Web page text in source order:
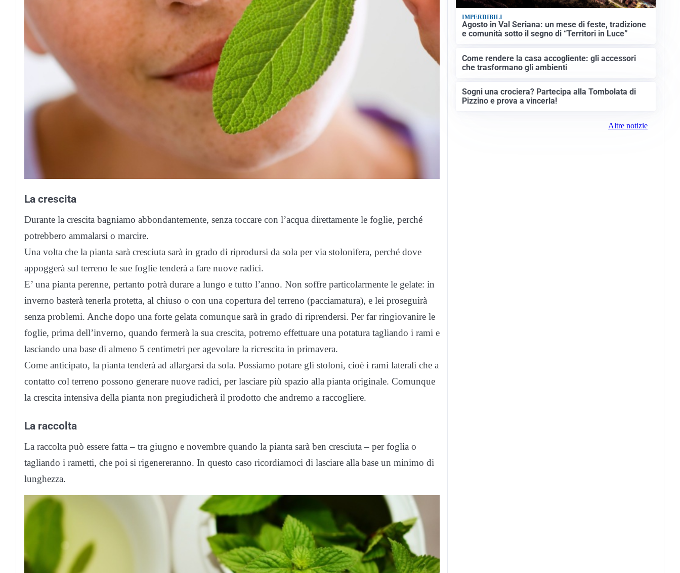
La crescita
Durante la crescita bagniamo abbondantemente, senza toccare con l’acqua direttamente le foglie, perché
potrebbero ammalarsi o marcire.
Una volta che la pianta sarà cresciuta sarà in grado di riprodursi da sola per via stolonifera, perché dove
appoggerà sul terreno le sue foglie tenderà a fare nuove radici.
E’ una pianta perenne, pertanto potrà durare a lungo e tutto l’anno. Non soffre particolarmente le gelate: in
inverno basterà tenerla protetta, al chiuso o con una copertura del terreno (pacciamatura), e lei proseguirà
senza problemi. Anche dopo una forte gelata comunque sarà in grado di riprendersi. Per far ringiovanire le
foglie, prima dell’inverno, quando fermerà la sua crescita, potremo effettuare una potatura tagliando i rami e
lasciando una base di almeno 5 centimetri per agevolare la ricrescita in primavera.
Come anticipato, la pianta tenderà ad allargarsi da sola. Possiamo potare gli stoloni, cioè i rami laterali che a
contatto col terreno possono generare nuove radici, per lasciare più spazio alla pianta originale. Comunque
la crescita intensiva della pianta non pregiudicherà il prodotto che andremo a raccogliere.
La raccolta
La raccolta può essere fatta – tra giugno e novembre quando la pianta sarà ben cresciuta – per foglia o
tagliando i rametti, che poi si rigenereranno. In questo caso ricordiamoci di lasciare alla base un minimo di
lunghezza.
IMPERDIBILI
Agosto in Val Seriana: un mese di feste, tradizione
e comunità sotto il segno di “Territori in Luce”
Come rendere la casa accogliente: gli accessori
che trasformano gli ambienti
Sogni una crociera? Partecipa alla Tombolata di
Pizzino e prova a vincerla!
Altre notizie